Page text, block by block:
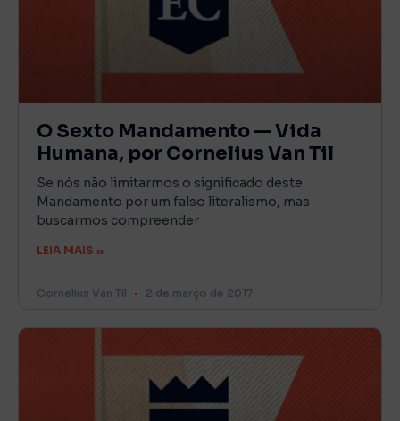
O Sexto Mandamento — Vida
Humana, por Cornelius Van Til
Se nós não limitarmos o significado deste
Mandamento por um falso literalismo, mas
buscarmos compreender
LEIA MAIS »
Cornelius Van Til 2 de março de 2017